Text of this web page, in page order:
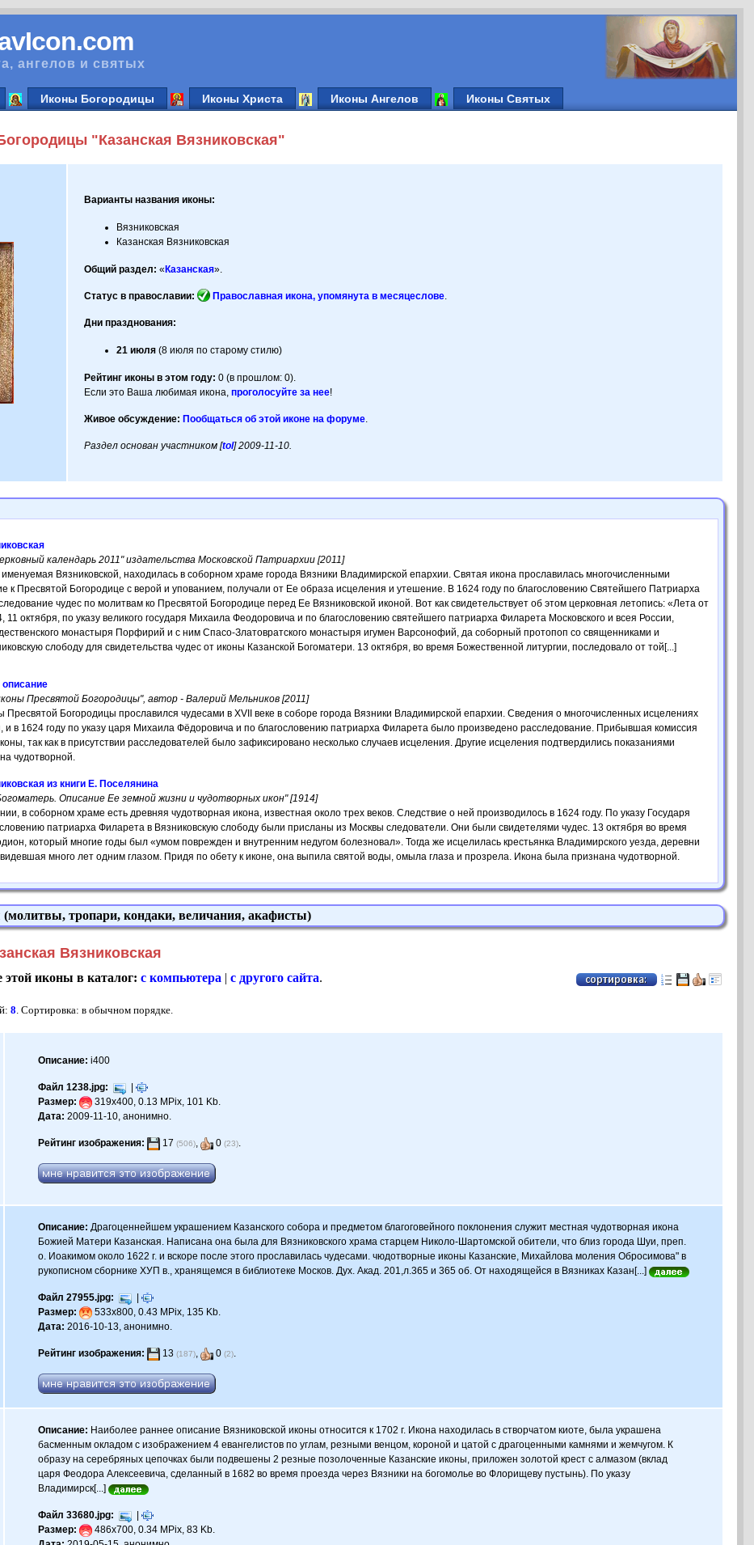
ангелов и святых
Иконы Богородицы Иконы Христа Иконы Ангелов Иконы Святых
"Казанская Вязниковская"
Варианты названия иконы:
Вязниковская
Казанская Вязниковская
Общий раздел: « Казанская».
Статус в православии: Православная икона, упомянута в месяцеслове.
Дни празднования:
21 июля (8 июля по старому стилю)
Рейтинг иконы в этом году: 0 (в прошлом: 0).
Если это Ваша любимая икона,проголосуйте за нее!
Живое обсуждение: Пообщаться об этой иконе на форуме.
Раздел основан участником [tol] 2009-11-10.
календарь 2011" издательства Московской Патриархии [2011]
Вязниковской, находилась в соборном храме города Вязники Владимирской епархии. Святая икона прославилась многочисленными
к Пресвятой Богородице с верой и упованием, получали от Ее образа исцеления и утешение. В 1624 году по благословению Святейшего Патриарха
чудес по молитвам ко Пресвятой Богородице перед Ее Вязниковской иконой. Вот как свидетельствует об этом церковная летопись: «Лета от
октября, по указу великого государя Михаила Феодоровича и по благословению святейшего патриарха Филарета Московского и всея России,
монастыря Порфирий и с ним Спасо-Златовратского монастыря игумен Варсонофий, да соборный протопоп со священниками и
слободу для свидетельства чудес от иконы Казанской Богоматери. 13 октября, во время Божественной литургии, последовало от той[...]
описание
Пресвятой Богородицы", автор - Валерий Мельников [2011]
Богородицы прославился чудесами в XVII веке в соборе города Вязники Владимирской епархии. Сведения о многочисленных исцелениях
и в 1624 году по указу царя Михаила Фёдоровича и по благословению патриарха Филарета было произведено расследование. Прибывшая комиссия
так как в присутствии расследователей было зафиксировано несколько случаев исцеления. Другие исцеления подтвердились показаниями
чудотворной.
из книги Е. Поселянина
Описание Ее земной жизни и чудотворных икон" [1914]
в соборном храме есть древняя чудотворная икона, известная около трех веков. Следствие о ней производилось в 1624 году. По указу Государя
патриарха Филарета в Вязниковскую слободу были присланы из Москвы следователи. Они были свидетелями чудес. 13 октября во время
который многие годы был «умом поврежден и внутренним недугом болезновал». Тогда же исцелилась крестьянка Владимирского уезда, деревни
много лет одним глазом. Придя по обету к иконе, она выпила святой воды, омыла глаза и прозрела. Икона была признана чудотворной.
тропари, кондаки, величания, акафисты)
Вязниковская
этой иконы в каталог:с компьютера |с другого сайта.
8. Сортировка: в обычном порядке.
Описание: i400
Файл 1238.jpg:
|
Размер:
319x400, 0.13 MPix, 101 Kb.
Дата: 2009-11-10, анонимно.
Рейтинг изображения: 17(506), 0(23).
Описание: Драгоценнейшем украшением Казанского собора и предметом благоговейного поклонения служит местная чудотворная икона
Божией Матери Казанская. Написана она была для Вязниковского храма старцем Николо-Шартомской обители, что близ города Шуи, преп.
о. Иоакимом около 1622 г. и вскоре после этого прославилась чудесами. чюдотворные иконы Казанские, Михайлова моления Обросимова" в
рукописном сборнике ХУП в., хранящемся в библиотеке Москов. Дух. Акад. 201,л.365 и 365 об. От находящейся в Вязниках Казан[...]
Файл 27955.jpg:
|
Размер:
533x800, 0.43 MPix, 135 Kb.
Дата: 2016-10-13, анонимно.
Рейтинг изображения: 13(187), 0(2).
Описание: Наиболее раннее описание Вязниковской иконы относится к 1702 г. Икона находилась в створчатом киоте, была украшена
басменным окладом с изображением 4 евангелистов по углам, резными венцом, короной и цатой с драгоценными камнями и жемчугом. К
образу на серебряных цепочках были подвешены 2 резные позолоченные Казанские иконы, приложен золотой крест с алмазом (вклад
царя Феодора Алексеевича, сделанный в 1682 во время проезда через Вязники на богомолье во Флорищеву пустынь). По указу
Владимирск[...]
Файл 33680.jpg:
|
Размер:
486x700, 0.34 MPix, 83 Kb.